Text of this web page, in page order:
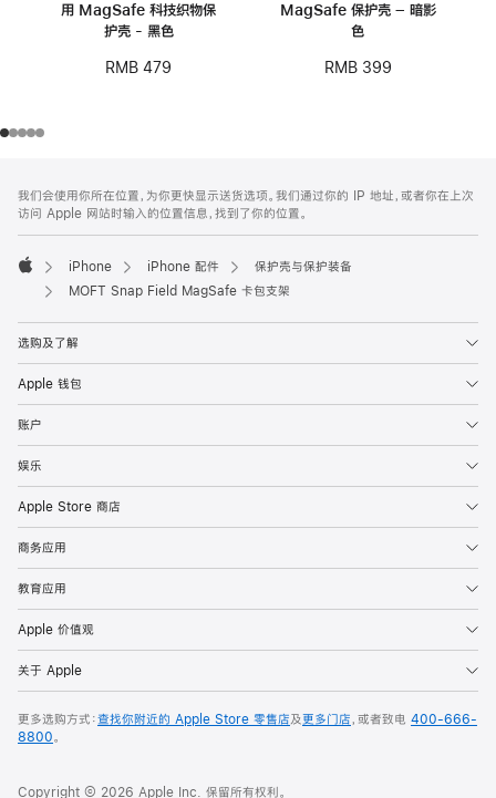
用 MagSafe 科技织物保
护壳 - 黑色
RMB 479
MagSafe 保护壳 – 暗影
色
RMB 399
页
页
脚
注
我们会使用你所在位置，为你更快显示送货选项。我们通过你的 IP 地址，或者你在上次
访问 Apple 网站时输入的位置信息，找到了你的位置。
Apple
iPhone iPhone 配件
保护壳与保护装备
MOFT Snap Field MagSafe 卡包支架
选购及了解
Apple 钱包
账户
娱乐
Apple Store 商店
商务应用
教育应用
Apple 价值观
关于 Apple
更多选购方式：查找你附近的 Apple Store 零售店及更多门店，或者致电 400-666-
8800。
Copyright © 2026 Apple Inc. 保留所有权利。